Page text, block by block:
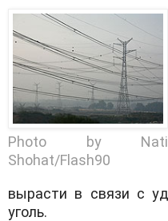
Photo by Nati
Shohat/Flash90
вырасти в связи с
уголь.